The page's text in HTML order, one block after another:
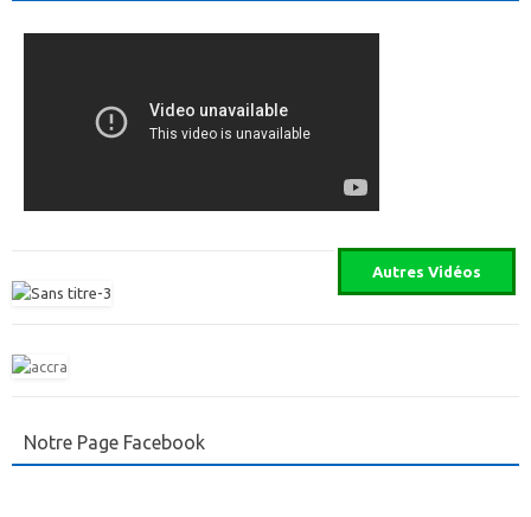
Notre Page Facebook